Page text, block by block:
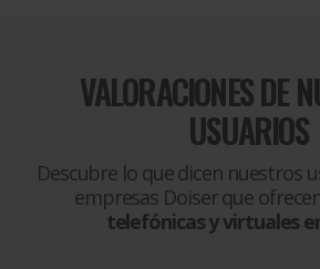
VALORACIONES DE
USUARIOS
Descubre lo que dicen nuestros
empresas Doiser que
telefónicas y virtuales